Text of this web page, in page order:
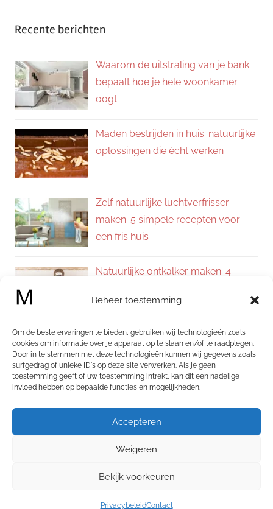
Beheer toestemming
Om de beste ervaringen te bieden, gebruiken wij technologieën zoals
cookies om informatie over je apparaat op te slaan en/of te raadplegen.
Door in te stemmen met deze technologieën kunnen wij gegevens zoals
surfgedrag of unieke ID's op deze site verwerken. Als je geen
toestemming geeft of uw toestemming intrekt, kan dit een nadelige
invloed hebben op bepaalde functies en mogelijkheden.
Accepteren
Weigeren
Bekijk voorkeuren
PrivacybeleidContact
Recente berichten
Waarom de uitstraling van je bank
bepaalt hoe je hele woonkamer
oogt
Maden bestrijden in huis: natuurlijke
oplossingen die écht werken
Zelf natuurlijke luchtverfrisser
maken: 5 simpele recepten voor
een fris huis
Natuurlijke ontkalker maken: 4
kalkvrij huis
Zelf allesreiniger maken: 4
natuurlijke recepten voor een
schoon en fris huis